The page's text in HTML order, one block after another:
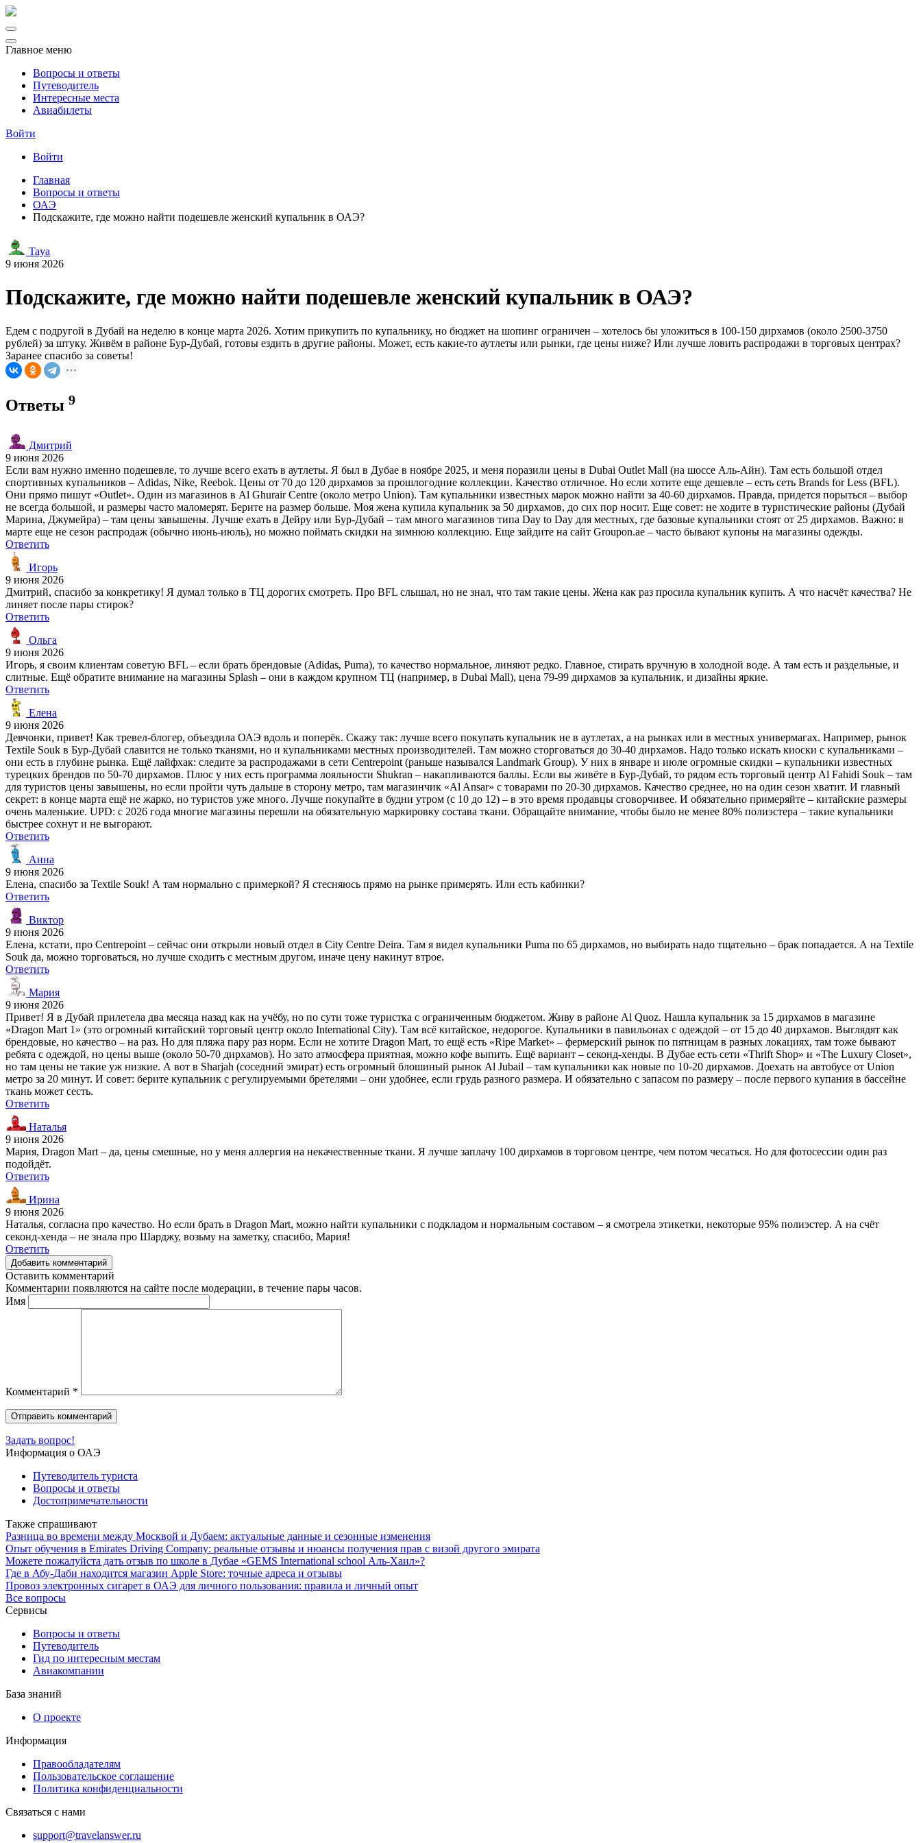
Главное меню
Вопросы и ответы
Путеводитель
Интересные места
Авиабилеты
Войти
Войти
Главная
Вопросы и ответы
ОАЭ
Подскажите, где можно найти подешевле женский купальник в ОАЭ?
Taya
9 июня 2026
Подскажите, где можно найти подешевле женский купальник в ОАЭ?
Едем с подругой в Дубай на неделю в конце марта 2026. Хотим прикупить по купальнику, но бюджет на шопинг ограничен – хотелось бы уложиться в 100-150 дирхамов (около 2500-3750
рублей) за штуку. Живём в районе Бур-Дубай, готовы ездить в другие районы. Может, есть какие-то аутлеты или рынки, где цены ниже? Или лучше ловить распродажи в торговых центрах?
Заранее спасибо за советы!
Ответы 9
Дмитрий
9 июня 2026
Если вам нужно именно подешевле, то лучше всего ехать в аутлеты. Я был в Дубае в ноябре 2025, и меня поразили цены в Dubai Outlet Mall (на шоссе Аль-Айн). Там есть большой отдел
спортивных купальников – Adidas, Nike, Reebok. Цены от 70 до 120 дирхамов за прошлогодние коллекции. Качество отличное. Но если хотите еще дешевле – есть сеть Brands for Less (BFL).
Они прямо пишут «Outlet». Один из магазинов в Al Ghurair Centre (около метро Union). Там купальники известных марок можно найти за 40-60 дирхамов. Правда, придется порыться – выбор
не всегда большой, и размеры часто маломерят. Берите на размер больше. Моя жена купила купальник за 50 дирхамов, до сих пор носит. Еще совет: не ходите в туристические районы (Дубай
Марина, Джумейра) – там цены завышены. Лучше ехать в Дейру или Бур-Дубай – там много магазинов типа Day to Day для местных, где базовые купальники стоят от 25 дирхамов. Важно: в
марте еще не сезон распродаж (обычно июнь-июль), но можно поймать скидки на зимнюю коллекцию. Еще зайдите на сайт Groupon.ae – часто бывают купоны на магазины одежды.
Ответить
Игорь
9 июня 2026
Дмитрий, спасибо за конкретику! Я думал только в ТЦ дорогих смотреть. Про BFL слышал, но не знал, что там такие цены. Жена как раз просила купальник купить. А что насчёт качества? Не
линяет после пары стирок?
Ответить
Ольга
9 июня 2026
Игорь, я своим клиентам советую BFL – если брать брендовые (Adidas, Puma), то качество нормальное, линяют редко. Главное, стирать вручную в холодной воде. А там есть и раздельные, и
слитные. Ещё обратите внимание на магазины Splash – они в каждом крупном ТЦ (например, в Dubai Mall), цена 79-99 дирхамов за купальник, и дизайны яркие.
Ответить
Елена
9 июня 2026
Девчонки, привет! Как тревел-блогер, объездила ОАЭ вдоль и поперёк. Скажу так: лучше всего покупать купальник не в аутлетах, а на рынках или в местных универмагах. Например, рынок
Textile Souk в Бур-Дубай славится не только тканями, но и купальниками местных производителей. Там можно сторговаться до 30-40 дирхамов. Надо только искать киоски с купальниками –
они есть в глубине рынка. Ещё лайфхак: следите за распродажами в сети Centrepoint (раньше назывался Landmark Group). У них в январе и июле огромные скидки – купальники известных
турецких брендов по 50-70 дирхамов. Плюс у них есть программа лояльности Shukran – накапливаются баллы. Если вы живёте в Бур-Дубай, то рядом есть торговый центр Al Fahidi Souk – там
для туристов цены завышены, но если пройти чуть дальше в сторону метро, там магазинчик «Al Ansar» с товарами по 20-30 дирхамов. Качество среднее, но на один сезон хватит. И главный
секрет: в конце марта ещё не жарко, но туристов уже много. Лучше покупайте в будни утром (с 10 до 12) – в это время продавцы сговорчивее. И обязательно примеряйте – китайские размеры
очень маленькие. UPD: с 2026 года многие магазины перешли на обязательную маркировку состава ткани. Обращайте внимание, чтобы было не менее 80% полиэстера – такие купальники
быстрее сохнут и не выгорают.
Ответить
Анна
9 июня 2026
Елена, спасибо за Textile Souk! А там нормально с примеркой? Я стесняюсь прямо на рынке примерять. Или есть кабинки?
Ответить
Виктор
9 июня 2026
Елена, кстати, про Centrepoint – сейчас они открыли новый отдел в City Centre Deira. Там я видел купальники Puma по 65 дирхамов, но выбирать надо тщательно – брак попадается. А на Textile
Souk да, можно торговаться, но лучше сходить с местным другом, иначе цену накинут втрое.
Ответить
Мария
9 июня 2026
Привет! Я в Дубай прилетела два месяца назад как на учёбу, но по сути тоже туристка с ограниченным бюджетом. Живу в районе Al Quoz. Нашла купальник за 15 дирхамов в магазине
«Dragon Mart 1» (это огромный китайский торговый центр около International City). Там всё китайское, недорогое. Купальники в павильонах с одеждой – от 15 до 40 дирхамов. Выглядят как
брендовые, но качество – на раз. Но для пляжа пару раз норм. Если не хотите Dragon Mart, то ещё есть «Ripe Market» – фермерский рынок по пятницам в разных локациях, там тоже бывают
ребята с одеждой, но цены выше (около 50-70 дирхамов). Но зато атмосфера приятная, можно кофе выпить. Ещё вариант – секонд-хенды. В Дубае есть сети «Thrift Shop» и «The Luxury Closet»,
но там цены не такие уж низкие. А вот в Sharjah (соседний эмират) есть огромный блошиный рынок Al Jubail – там купальники как новые по 10-20 дирхамов. Доехать на автобусе от Union
метро за 20 минут. И совет: берите купальник с регулируемыми бретелями – они удобнее, если грудь разного размера. И обязательно с запасом по размеру – после первого купания в бассейне
ткань может сесть.
Ответить
Наталья
9 июня 2026
Мария, Dragon Mart – да, цены смешные, но у меня аллергия на некачественные ткани. Я лучше заплачу 100 дирхамов в торговом центре, чем потом чесаться. Но для фотосессии один раз
подойдёт.
Ответить
Ирина
9 июня 2026
Наталья, согласна про качество. Но если брать в Dragon Mart, можно найти купальники с подкладом и нормальным составом – я смотрела этикетки, некоторые 95% полиэстер. А на счёт
секонд-хенда – не знала про Шарджу, возьму на заметку, спасибо, Мария!
Ответить
Добавить комментарий
Оставить комментарий
Комментарии появляются на сайте после модерации, в течение пары часов.
Имя
Комментарий *
Задать вопрос!
Информация о ОАЭ
Путеводитель туриста
Вопросы и ответы
Достопримечательности
Также спрашивают
Разница во времени между Москвой и Дубаем: актуальные данные и сезонные изменения
Опыт обучения в Emirates Driving Company: реальные отзывы и нюансы получения прав с визой другого эмирата
Можете пожалуйста дать отзыв по школе в Дубае «GEMS International school Аль-Хаил»?
Где в Абу-Даби находится магазин Apple Store: точные адреса и отзывы
Провоз электронных сигарет в ОАЭ для личного пользования: правила и личный опыт
Все вопросы
Сервисы
Вопросы и ответы
Путеводитель
Гид по интересным местам
Авиакомпании
База знаний
О проекте
Информация
Правообладателям
Пользовательское соглашение
Политика конфиденциальности
Связаться с нами
support@travelanswer.ru